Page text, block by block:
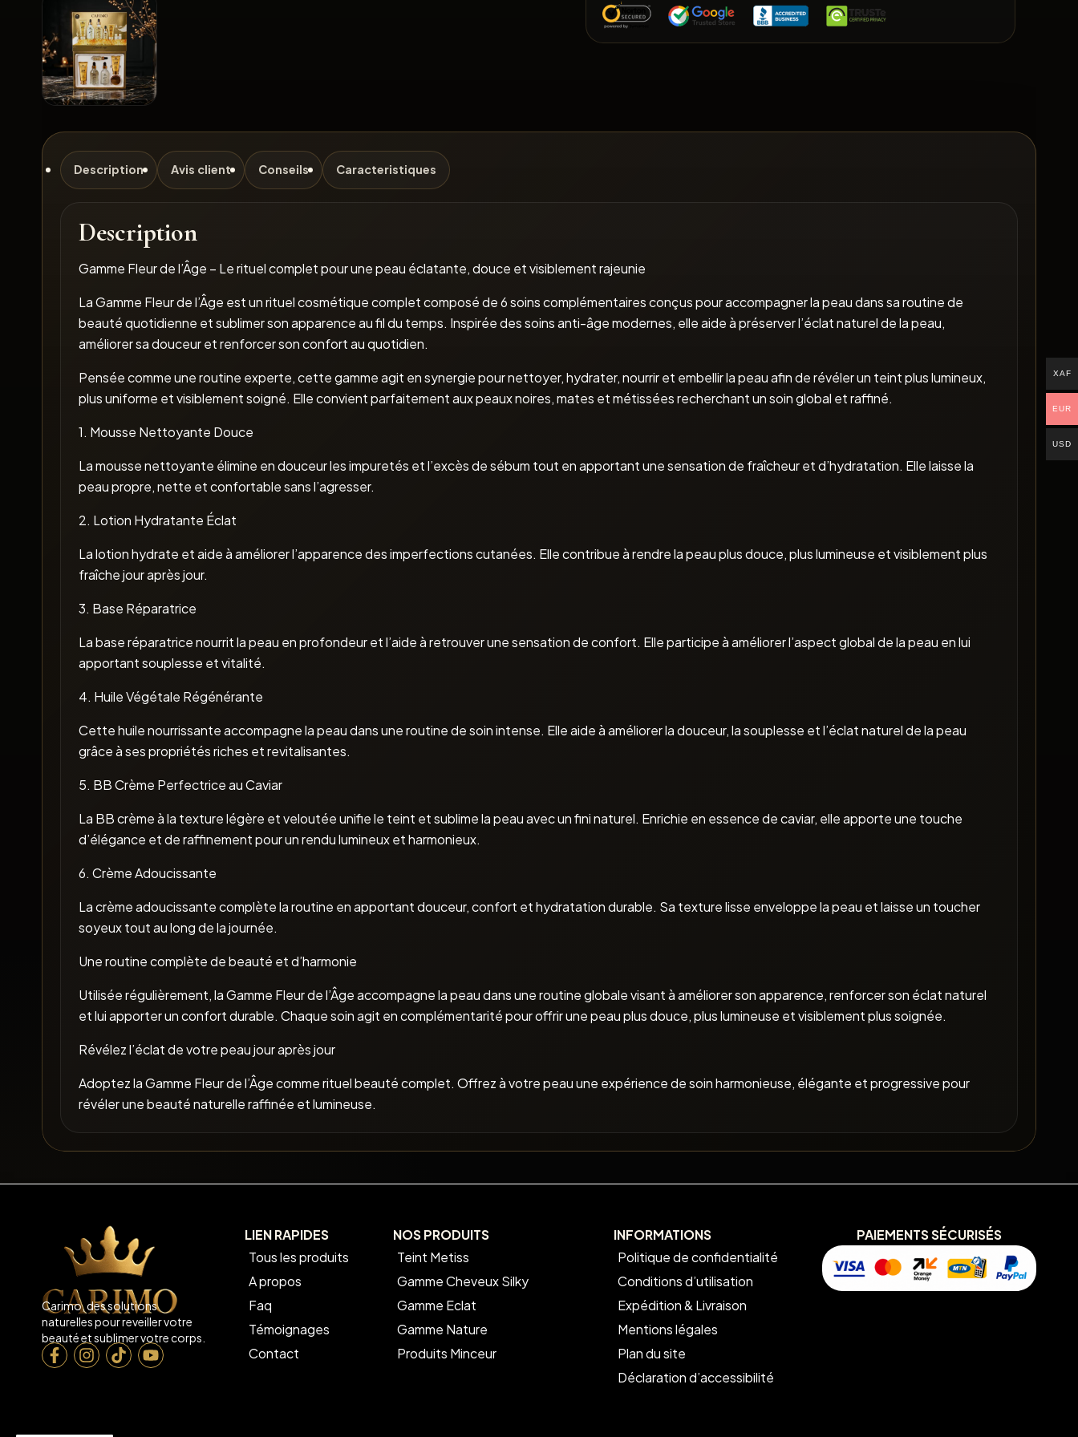
Description Avis client Conseils Caracteristiques
Description
Gamme Fleur de l’Âge – Le rituel complet pour une peau éclatante, douce et visiblement rajeunie
La Gamme Fleur de l’Âge est un rituel cosmétique complet composé de 6 soins complémentaires conçus pour accompagner la peau dans sa routine de
beauté quotidienne et sublimer son apparence au fil du temps. Inspirée des soins anti-âge modernes, elle aide à préserver l’éclat naturel de la peau,
améliorer sa douceur et renforcer son confort au quotidien.
Pensée comme une routine experte, cette gamme agit en synergie pour nettoyer, hydrater, nourrir et embellir la peau afin de révéler un teint plus lumineux,
plus uniforme et visiblement soigné. Elle convient parfaitement aux peaux noires, mates et métissées recherchant un soin global et raffiné.
1. Mousse Nettoyante Douce
La mousse nettoyante élimine en douceur les impuretés et l’excès de sébum tout en apportant une sensation de fraîcheur et d’hydratation. Elle laisse la
peau propre, nette et confortable sans l’agresser.
2. Lotion Hydratante Éclat
La lotion hydrate et aide à améliorer l’apparence des imperfections cutanées. Elle contribue à rendre la peau plus douce, plus lumineuse et visiblement plus
fraîche jour après jour.
3. Base Réparatrice
La base réparatrice nourrit la peau en profondeur et l’aide à retrouver une sensation de confort. Elle participe à améliorer l’aspect global de la peau en lui
apportant souplesse et vitalité.
4. Huile Végétale Régénérante
Cette huile nourrissante accompagne la peau dans une routine de soin intense. Elle aide à améliorer la douceur, la souplesse et l’éclat naturel de la peau
grâce à ses propriétés riches et revitalisantes.
5. BB Crème Perfectrice au Caviar
La BB crème à la texture légère et veloutée unifie le teint et sublime la peau avec un fini naturel. Enrichie en essence de caviar, elle apporte une touche
d’élégance et de raffinement pour un rendu lumineux et harmonieux.
6. Crème Adoucissante
La crème adoucissante complète la routine en apportant douceur, confort et hydratation durable. Sa texture lisse enveloppe la peau et laisse un toucher
soyeux tout au long de la journée.
Une routine complète de beauté et d’harmonie
Utilisée régulièrement, la Gamme Fleur de l’Âge accompagne la peau dans une routine globale visant à améliorer son apparence, renforcer son éclat naturel
et lui apporter un confort durable. Chaque soin agit en complémentarité pour offrir une peau plus douce, plus lumineuse et visiblement plus soignée.
Révélez l’éclat de votre peau jour après jour
Adoptez la Gamme Fleur de l’Âge comme rituel beauté complet. Offrez à votre peau une expérience de soin harmonieuse, élégante et progressive pour
révéler une beauté naturelle raffinée et lumineuse.
Carimo, des solutions
naturelles pour reveiller votre
beauté et sublimer votre corps.
LIEN RAPIDES
Tous les produits
A propos
Faq
Témoignages
Contact
NOS PRODUITS
Teint Metiss
Gamme Cheveux Silky
Gamme Eclat
Gamme Nature
Produits Minceur
INFORMATIONS
Politique de confidentialité
Conditions d’utilisation
Expédition & Livraison
Mentions légales
Plan du site
Déclaration d’accessibilité
PAIEMENTS SÉCURISÉS
XAF
EUR
USD